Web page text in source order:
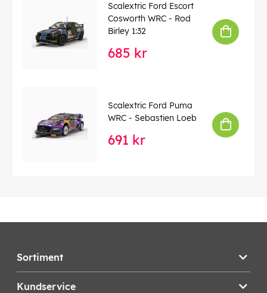
Scalextric Ford Escort
Cosworth WRC - Rod
Birley 1:32
685 kr
Scalextric Ford Puma
WRC - Sebastien Loeb
691 kr
Sortiment
Kundservice